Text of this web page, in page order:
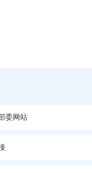
委网站